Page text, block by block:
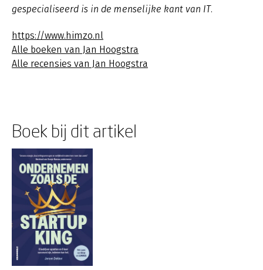
gespecialiseerd is in de menselijke kant van IT.
https://www.himzo.nl
Alle boeken van Jan Hoogstra
Alle recensies van Jan Hoogstra
Boek bij dit artikel